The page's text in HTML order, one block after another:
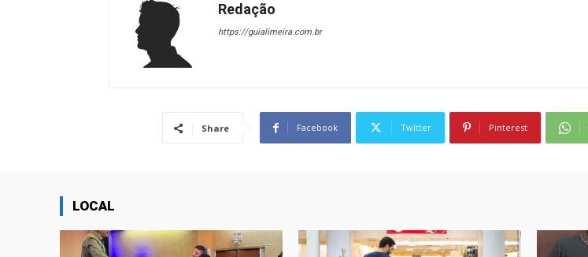
Redação
https://guialimeira.com.br
Share Facebook Twitter Pinterest
LOCAL